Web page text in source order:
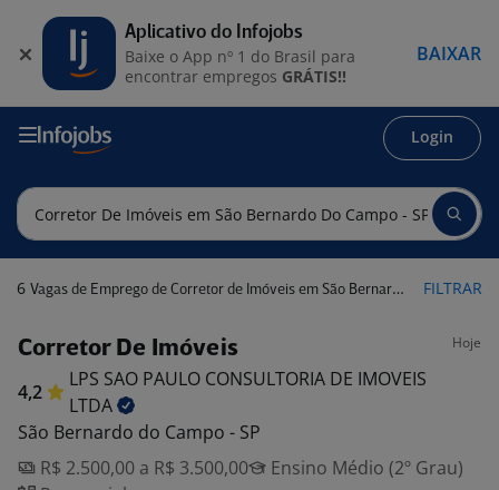
Login
6 Vagas de Emprego de Corretor de Imóveis em São Bernardo do Campo - SP FILTRAR
Corretor De Imóveis Hoje
4,2
LPS SAO PAULO CONSULTORIA DE IMOVEIS
LTDA
São Bernardo do Campo - SP
R$ 2.500,00 a R$ 3.500,00
Ensino Médio (2º Grau)
Aplicativo do Infojobs
Baixe o App nº 1 do Brasil para
encontrar empregos GRÁTIS!!
BAIXAR